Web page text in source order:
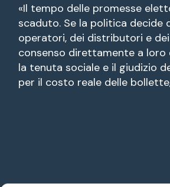
«Il tempo delle promesse
scaduto. Se la politica decide
operatori, dei distributori e
consenso direttamente a loro
la tenuta sociale e il giudizio
per il costo reale delle